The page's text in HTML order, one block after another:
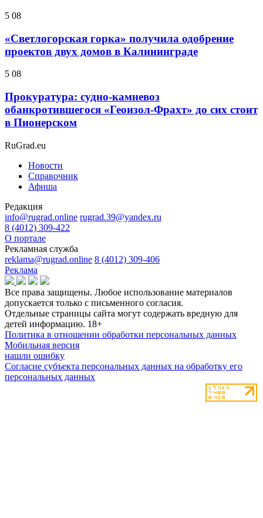
5 08
«Светлогорская горка» получила одобрение
проектов двух домов в Калининграде
5 08
Прокуратура: судно-камневоз
обанкротившегося «Геоизол-Фрахт» до сих стоит
в Пионерском
RuGrad.eu
Новости
Справочник
Афиша
Редакция
info@rugrad.online rugrad.39@yandex.ru
8 (4012) 309-422
О портале
Рекламная служба
reklama@rugrad.online 8 (4012) 309-406
Реклама
Все права защищены. Любое использование материалов
допускается только с письменного согласия.
Отдельные страницы сайта могут содержать вредную для
детей информацию. 18+
Политика в отношении обработки персональных данных
Мобильная версия
нашли ошибку
Согласие субъекта персональных данных на обработку его
персональных данных